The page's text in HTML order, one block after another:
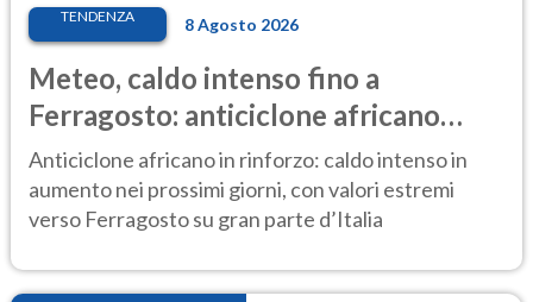
TENDENZA 8 Agosto 2026
Meteo, caldo intenso fino a
Ferragosto: anticiclone africano
ancora protagonista
Anticiclone africano in rinforzo: caldo intenso in
aumento nei prossimi giorni, con valori estremi
verso Ferragosto su gran parte d’Italia